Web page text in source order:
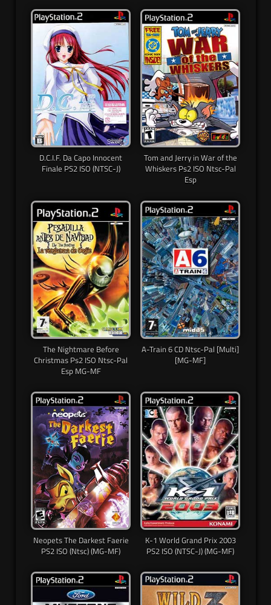
D.C.I.F. Da Capo Innocent
Finale PS2 ISO (NTSC-J)
Tom and Jerry in War of the
Whiskers Ps2 ISO Ntsc-Pal
Esp
The Nightmare Before
Christmas Ps2 ISO Ntsc-Pal
Esp MG-MF
A-Train 6 CD Ntsc-Pal [Multi]
[MG-MF]
Neopets The Darkest Faerie
PS2 ISO (Ntsc) (MG-MF)
K-1 World Grand Prix 2003
PS2 ISO (NTSC-J) (MG-MF)